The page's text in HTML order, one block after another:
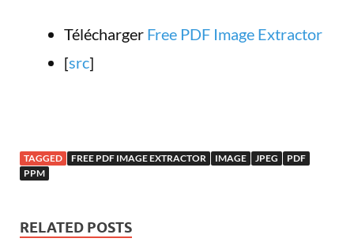
Télécharger Free PDF Image Extractor
[src]
TAGGED FREE PDF IMAGE EXTRACTOR IMAGE JPEG
PDF
PPM
RELATED POSTS